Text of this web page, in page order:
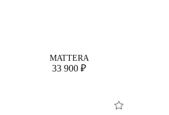
MATTERA
33 900 ₽